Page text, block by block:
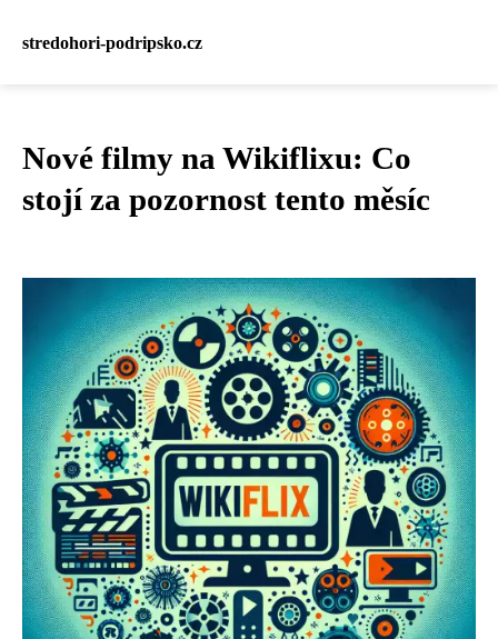
stredohori-podripsko.cz
Nové filmy na Wikiflixu: Co
stojí za pozornost tento měsíc